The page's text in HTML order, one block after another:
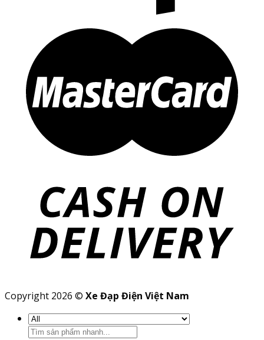
Copyright 2026 © Xe Đạp Điện Việt Nam
Search